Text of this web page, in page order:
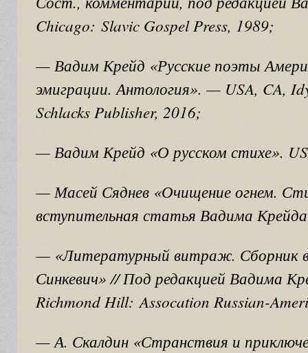
Chicago: Slavic Gospel Press, 1989;
— Вадим Крейд «Русские поэты
эмиграции. Антология». — USA, CA,
Schlacks Publisher, 2016;
— Вадим Крейд «О русском стихе».
— Масей Сяднев «Очищение огнем.
вступительная статья Вадима
— «Литературный витраж. Сборник
Синкевич» // Под редакцией Вадима
Richmond Hill: Assocation Russian-
— А. Скалдин «Странствия и